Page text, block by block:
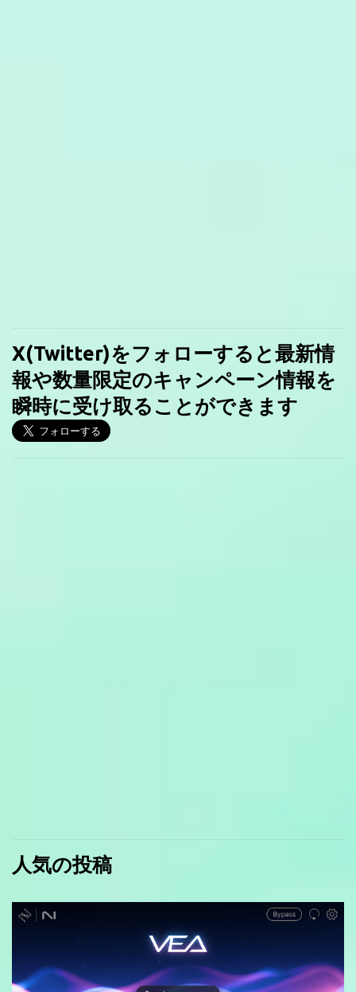
X(Twitter)をフォローすると最新情
報や数量限定のキャンペーン情報を
瞬時に受け取ることができます
人気の投稿